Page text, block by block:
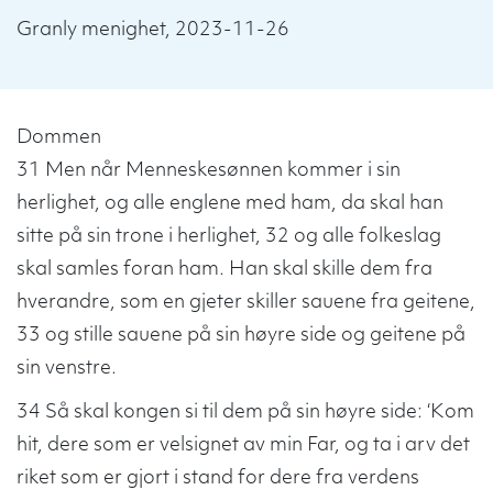
Granly menighet, 2023-11-26
Dommen
31 Men når Menneskesønnen kommer i sin
herlighet, og alle englene med ham, da skal han
sitte på sin trone i herlighet, 32 og alle folkeslag
skal samles foran ham. Han skal skille dem fra
hverandre, som en gjeter skiller sauene fra geitene,
33 og stille sauene på sin høyre side og geitene på
sin venstre.
34 Så skal kongen si til dem på sin høyre side: ‘Kom
hit, dere som er velsignet av min Far, og ta i arv det
riket som er gjort i stand for dere fra verdens